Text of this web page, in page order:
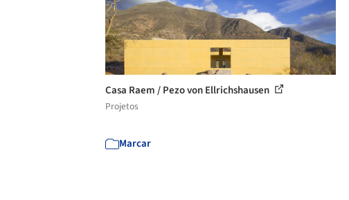
Casa Raem / Pezo von Ellrichshausen
Projetos
Marcar